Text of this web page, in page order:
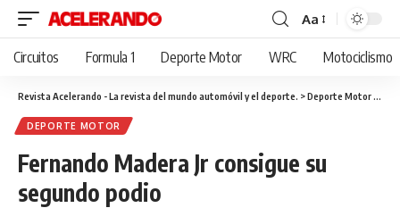
Cambiar
tamaño
fuente
Aa
Circuitos Formula 1 Deporte Motor WRC Motociclismo
Revista Acelerando - La revista del mundo automóvil y el deporte. >Deporte Motor
DEPORTE MOTOR
Fernando Madera Jr consigue su
segundo podio